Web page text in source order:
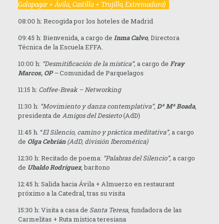
Galapagar + Ávila, Castilla + Trujillo, Extremadura)
08:00 h: Recogida por los hoteles de Madrid
09:45 h: Bienvenida, a cargo de Inma Calvo, Directora
Técnica de la Escuela EFFA.
10:00 h: “Desmitificación de la mística”, a cargo de Fray
Marcos, OP–Comunidad de Parquelagos
11:15 h: Coffee-Break – Networking
11:30 h: “Movimiento y danza contemplativa”, Dª Mª Boada,
presidenta de Amigos del Desierto(AdD)
11:45 h. “El Silencio, camino y práctica meditativa”, a cargo
de Olga Cebrián(AdD, división Iberomérica)
12:30 h: Recitado de poema: “Palabras del Silencio”, a cargo
de Ubaldo Rodríguez, barítono
12:45 h: Salida hacia Ávila + Almuerzo en restaurant
próximo a la Catedral, tras su visita
15:30 h: Visita a casa de Santa Teresa, fundadora de las
Carmelitas + Ruta mística teresiana